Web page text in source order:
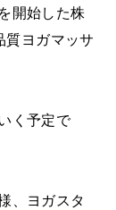
開始した株
質ヨガマッサ
く予定で
、ヨガスタ